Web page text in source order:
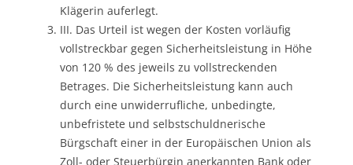
Klägerin auferlegt.
III. Das Urteil ist wegen der Kosten vorläufig
vollstreckbar gegen Sicherheitsleistung in Höhe
von 120 % des jeweils zu vollstreckenden
Betrages. Die Sicherheitsleistung kann auch
durch eine unwiderrufliche, unbedingte,
unbefristete und selbstschuldnerische
Bürgschaft einer in der Europäischen Union als
Zoll- oder Steuerbürgin anerkannten Bank oder